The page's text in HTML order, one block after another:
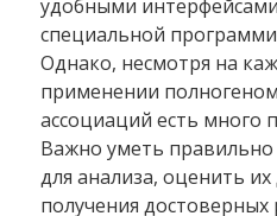
удобными
спeциальной
Однако, несмотря на
применении
ассоциаций есть много
Важно уметь
для анализа, оценить
получения достоверных